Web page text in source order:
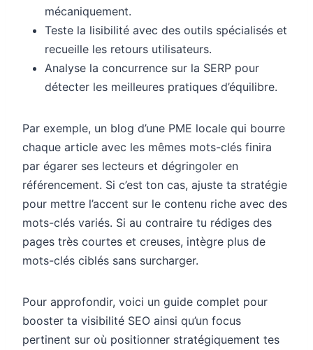
mécaniquement.
Teste la lisibilité avec des outils spécialisés et
recueille les retours utilisateurs.
Analyse la concurrence sur la SERP pour
détecter les meilleures pratiques d’équilibre.
Par exemple, un blog d’une PME locale qui bourre
chaque article avec les mêmes mots-clés finira
par égarer ses lecteurs et dégringoler en
référencement. Si c’est ton cas, ajuste ta stratégie
pour mettre l’accent sur le contenu riche avec des
mots-clés variés. Si au contraire tu rédiges des
pages très courtes et creuses, intègre plus de
mots-clés ciblés sans surcharger.
Pour approfondir, voici un guide complet pour
booster ta visibilité SEO ainsi qu’un focus
pertinent sur où positionner stratégiquement tes